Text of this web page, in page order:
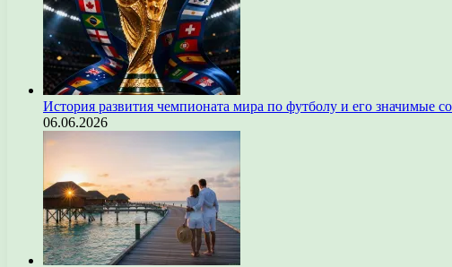
История развития чемпионата мира по футболу и его значимые
06.06.2026